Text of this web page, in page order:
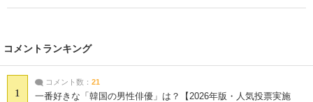
コメントランキング
1
コメント数： 21
一番好きな「韓国の男性俳優」は？【2026年版・人気投票実施